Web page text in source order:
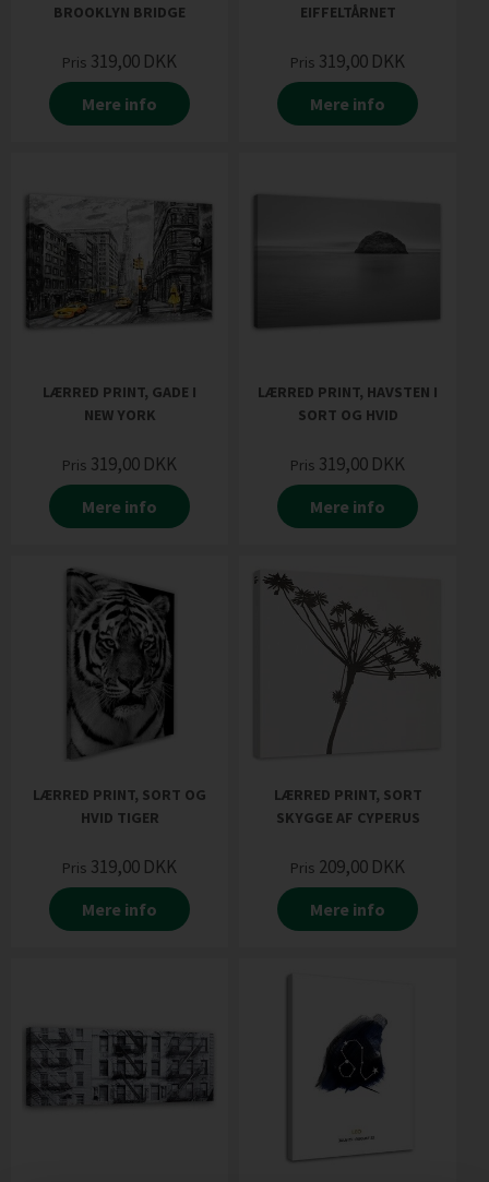
BROOKLYN BRIDGE
Pris 319,00 DKK
Mere info
EIFFELTÅRNET
Pris 319,00 DKK
Mere info
LÆRRED PRINT, GADE I
NEW YORK
Pris 319,00 DKK
Mere info
LÆRRED PRINT, HAVSTEN I
SORT OG HVID
Pris 319,00 DKK
Mere info
LÆRRED PRINT, SORT OG
HVID TIGER
Pris 319,00 DKK
Mere info
LÆRRED PRINT, SORT
SKYGGE AF CYPERUS
Pris 209,00 DKK
Mere info